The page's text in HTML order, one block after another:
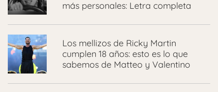
más personales: Letra completa
Los mellizos de Ricky Martin
cumplen 18 años: esto es lo que
sabemos de Matteo y Valentino